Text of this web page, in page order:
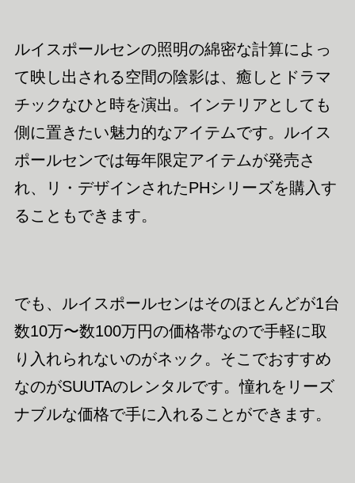
ルイスポールセンの照明の綿密な計算によっ
て映し出される空間の陰影は、癒しとドラマ
チックなひと時を演出。インテリアとしても
側に置きたい魅力的なアイテムです。ルイス
ポールセンでは毎年限定アイテムが発売さ
れ、リ・デザインされたPHシリーズを購入す
ることもできます。
でも、ルイスポールセンはそのほとんどが1台
数10万〜数100万円の価格帯なので手軽に取
り入れられないのがネック。そこでおすすめ
なのがSUUTAのレンタルです。憧れをリーズ
ナブルな価格で手に入れることができます。